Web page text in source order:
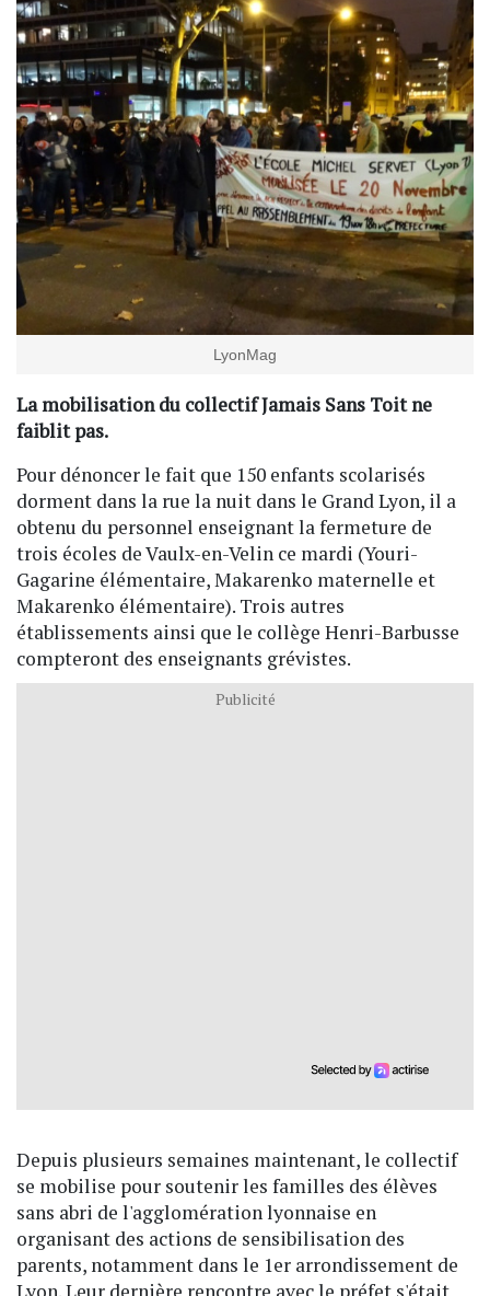
LyonMag
La mobilisation du collectif Jamais Sans Toit ne
faiblit pas.
Pour dénoncer le fait que 150 enfants scolarisés
dorment dans la rue la nuit dans le Grand Lyon, il a
obtenu du personnel enseignant la fermeture de
trois écoles de Vaulx-en-Velin ce mardi (Youri-
Gagarine élémentaire, Makarenko maternelle et
Makarenko élémentaire). Trois autres
établissements ainsi que le collège Henri-Barbusse
compteront des enseignants grévistes.
Publicité
Depuis plusieurs semaines maintenant, le collectif
se mobilise pour soutenir les familles des élèves
sans abri de l'agglomération lyonnaise en
organisant des actions de sensibilisation des
parents, notamment dans le 1er arrondissement de
Lyon. Leur dernière rencontre avec le préfet s'était